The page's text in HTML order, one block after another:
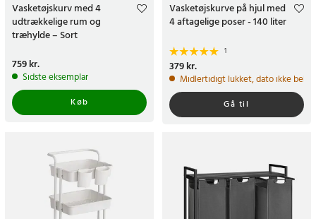
Vasketøjskurv med 4
udtrækkelige rum og
træhylde – Sort
Pris:759 kr.
759 kr.
Sidste eksemplar
Køb
Vasketøjskurve på hjul med
4 aftagelige poser - 140 liter
1
Pris:379 kr.
379 kr.
Midlertidigt lukket, dato ikke
Gå til